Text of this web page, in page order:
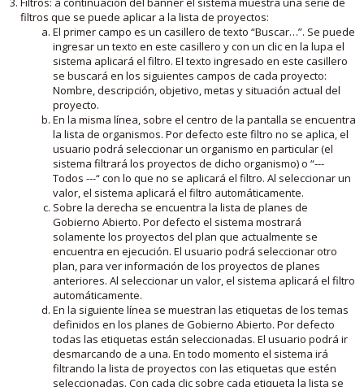
filtros que se puede aplicar a la lista de proyectos:
El primer campo es un casillero de texto “Buscar…”. Se puede
ingresar un texto en este casillero y con un clic en la lupa el
sistema aplicará el filtro. El texto ingresado en este casillero
se buscará en los siguientes campos de cada proyecto:
Nombre, descripción, objetivo, metas y situación actual del
proyecto.
En la misma línea, sobre el centro de la pantalla se encuentra
la lista de organismos. Por defecto este filtro no se aplica, el
usuario podrá seleccionar un organismo en particular (el
sistema filtrará los proyectos de dicho organismo) o “---
Todos ---“ con lo que no se aplicará el filtro. Al seleccionar un
valor, el sistema aplicará el filtro automáticamente.
Sobre la derecha se encuentra la lista de planes de
Gobierno Abierto. Por defecto el sistema mostrará
solamente los proyectos del plan que actualmente se
encuentra en ejecución. El usuario podrá seleccionar otro
plan, para ver información de los proyectos de planes
anteriores. Al seleccionar un valor, el sistema aplicará el filtro
automáticamente.
En la siguiente línea se muestran las etiquetas de los temas
definidos en los planes de Gobierno Abierto. Por defecto
todas las etiquetas están seleccionadas. El usuario podrá ir
desmarcando de a una. En todo momento el sistema irá
filtrando la lista de proyectos con las etiquetas que estén
seleccionadas. Con cada clic sobre cada etiqueta la lista se